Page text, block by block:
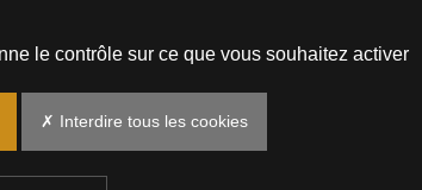
le contrôle sur ce que vous souhaitez activer
✗ Interdire tous les cookies